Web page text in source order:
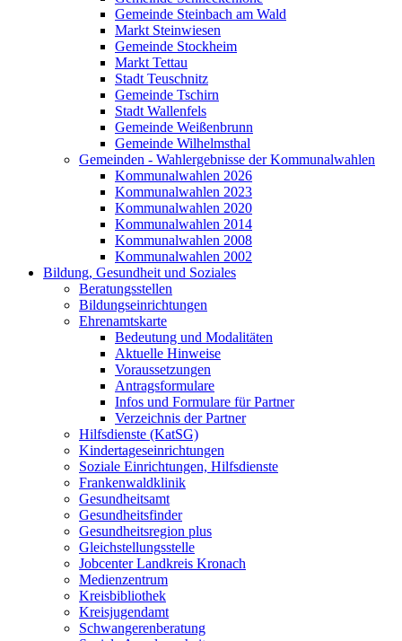
Gemeinde Steinbach am Wald
Markt Steinwiesen
Gemeinde Stockheim
Markt Tettau
Stadt Teuschnitz
Gemeinde Tschirn
Stadt Wallenfels
Gemeinde Weißenbrunn
Gemeinde Wilhelmsthal
Gemeinden - Wahlergebnisse der Kommunalwahlen
Kommunalwahlen 2026
Kommunalwahlen 2023
Kommunalwahlen 2020
Kommunalwahlen 2014
Kommunalwahlen 2008
Kommunalwahlen 2002
Bildung, Gesundheit und Soziales
Beratungsstellen
Bildungseinrichtungen
Ehrenamtskarte
Bedeutung und Modalitäten
Aktuelle Hinweise
Voraussetzungen
Antragsformulare
Infos und Formulare für Partner
Verzeichnis der Partner
Hilfsdienste (KatSG)
Kindertageseinrichtungen
Soziale Einrichtungen, Hilfsdienste
Frankenwaldklinik
Gesundheitsamt
Gesundheitsfinder
Gesundheitsregion plus
Gleichstellungsstelle
Jobcenter Landkreis Kronach
Medienzentrum
Kreisbibliothek
Kreisjugendamt
Schwangerenberatung